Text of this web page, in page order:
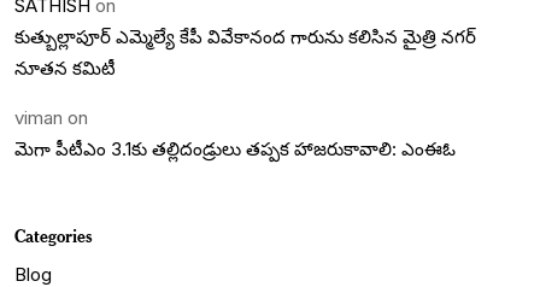
SATHISH on
కుత్బుల్లాపూర్ ఎమ్మెల్యే కేపీ వివేకానంద గారును కలిసిన మైత్రి నగర్
నూతన కమిటీ
viman on
మెగా పీటీఎం 3.1కు తల్లిదండ్రులు తప్పక హాజరుకావాలి: ఎంఈఓ
Categories
Blog